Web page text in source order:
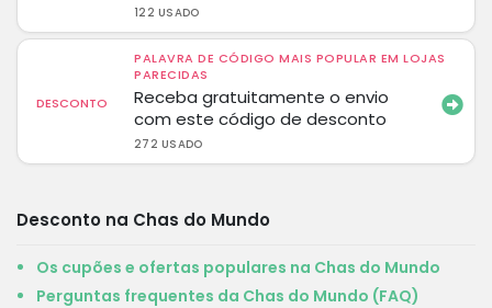
122 USADO
DESCONTO
PALAVRA DE CÓDIGO MAIS POPULAR EM LOJAS
PARECIDAS
Receba gratuitamente o envio
com este código de desconto
272 USADO
Desconto na Chas do Mundo
Os cupões e ofertas populares na Chas do Mundo
Perguntas frequentes da Chas do Mundo (FAQ)